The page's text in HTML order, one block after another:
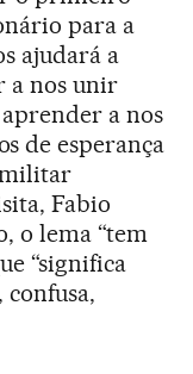
para a
ajudará a
a nos unir
a nos
de esperança
militar
Fabio
o lema “tem
“significa
confusa,